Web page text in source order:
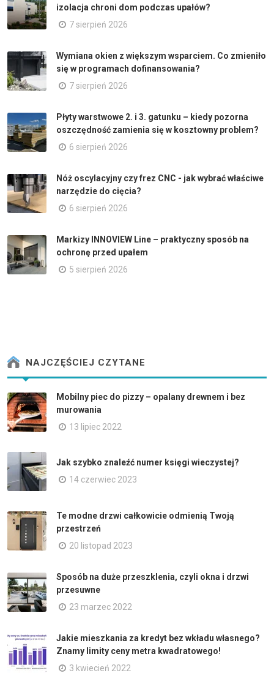
izolacja chroni dom podczas upałów?
7 sierpień 2026
Wymiana okien z większym wsparciem. Co zmieniło
się w programach dofinansowania?
7 sierpień 2026
Płyty warstwowe 2. i 3. gatunku – kiedy pozorna
oszczędność zamienia się w kosztowny problem?
6 sierpień 2026
Nóż oscylacyjny czy frez CNC - jak wybrać właściwe
narzędzie do cięcia?
6 sierpień 2026
Markizy INNOVIEW Line – praktyczny sposób na
ochronę przed upałem
5 sierpień 2026
NAJCZĘŚCIEJ CZYTANE
Mobilny piec do pizzy – opalany drewnem i bez
murowania
13 lipiec 2022
Jak szybko znaleźć numer księgi wieczystej?
14 czerwiec 2023
Te modne drzwi całkowicie odmienią Twoją
przestrzeń
20 listopad 2023
Sposób na duże przeszklenia, czyli okna i drzwi
przesuwne
23 marzec 2022
Jakie mieszkania za kredyt bez wkładu własnego?
Znamy limity ceny metra kwadratowego!
3 kwiecień 2022